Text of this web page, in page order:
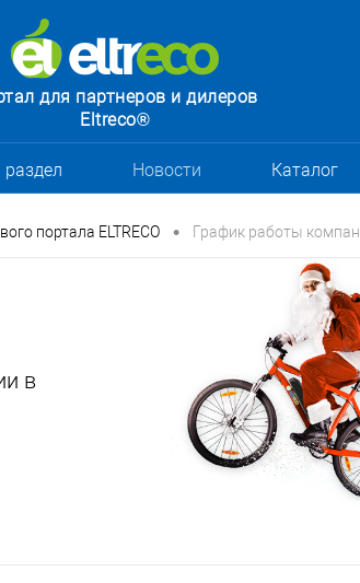
для партнеров и дилеров
Eltreco®
Новости Каталог
портала ELTRECO • График работы
в